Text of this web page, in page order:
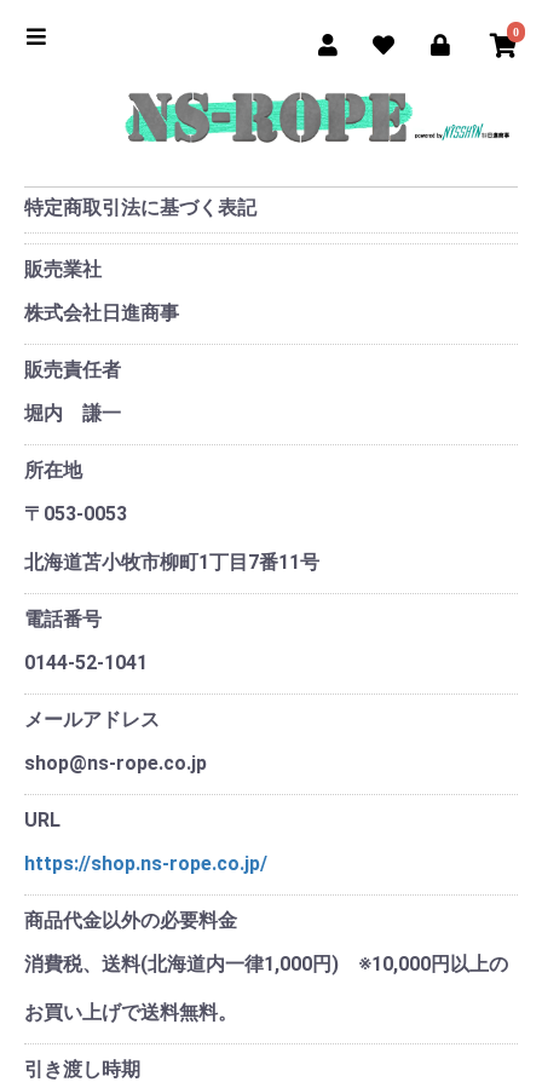
0
特定商取引法に基づく表記
販売業社
株式会社日進商事
販売責任者
堀内 謙一
所在地
〒053-0053
北海道苫小牧市柳町1丁目7番11号
電話番号
0144-52-1041
メールアドレス
shop@ns-rope.co.jp
URL
https://shop.ns-rope.co.jp/
商品代金以外の必要料金
消費税、送料(北海道内一律1,000円) ※10,000円以上の
お買い上げで送料無料。
引き渡し時期